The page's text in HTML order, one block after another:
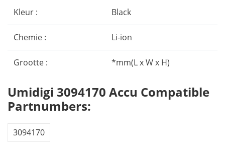
Kleur : Black
Chemie : Li-ion
Grootte : *mm(L x W x H)
Umidigi 3094170 Accu Compatible
Partnumbers:
3094170